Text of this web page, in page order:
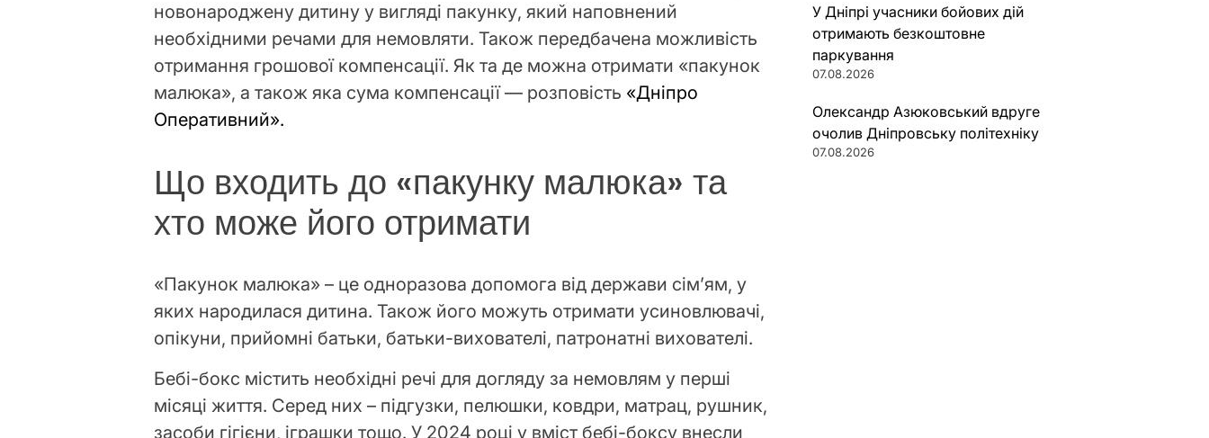
новонароджену дитину у вигляді пакунку, який наповнений
необхідними речами для немовляти. Також передбачена можливість
отримання грошової компенсації. Як та де можна отримати «пакунок
малюка», а також яка сума компенсації — розповість «Дніпро
Оперативний».
Що входить до «пакунку малюка» та
хто може його отримати
«Пакунок малюка» – це одноразова допомога від держави сім’ям, у
яких народилася дитина. Також його можуть отримати усиновлювачі,
опікуни, прийомні батьки, батьки-вихователі, патронатні вихователі.
Бебі-бокс містить необхідні речі для догляду за немовлям у перші
місяці життя. Серед них – підгузки, пелюшки, ковдри, матрац, рушник,
засоби гігієни, іграшки тощо. У 2024 році у вміст бебі-боксу внесли
У Дніпрі учасники бойових дій
отримають безкоштовне
паркування
07.08.2026
Олександр Азюковський вдруге
очолив Дніпровську політехніку
07.08.2026